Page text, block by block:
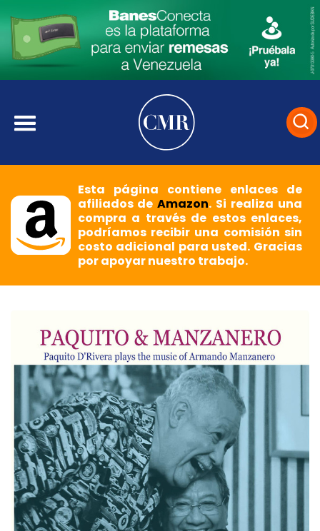
Esta página contiene enlaces de
afiliados deAmazon. Si realiza una
compra a través de estos enlaces,
podríamos recibir una comisión sin
costo adicional para usted. Gracias
por apoyar nuestro trabajo.